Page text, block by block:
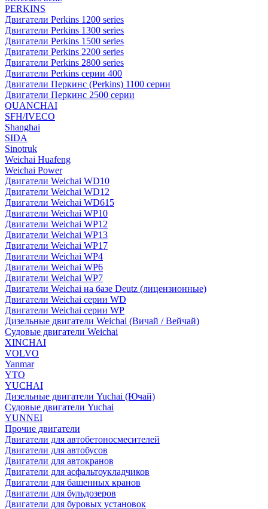
PERKINS
Двигатели Perkins 1200 series
Двигатели Perkins 1300 series
Двигатели Perkins 1500 series
Двигатели Perkins 2200 series
Двигатели Perkins 2800 series
Двигатели Perkins серии 400
Двигатели Перкинс (Perkins) 1100 серии
Двигатели Перкинс 2500 серии
QUANCHAI
SFH/IVECO
Shanghai
SIDA
Sinotruk
Weichai Huafeng
Weichai Power
Двигатели Weichai WD10
Двигатели Weichai WD12
Двигатели Weichai WD615
Двигатели Weichai WP10
Двигатели Weichai WP12
Двигатели Weichai WP13
Двигатели Weichai WP17
Двигатели Weichai WP4
Двигатели Weichai WP6
Двигатели Weichai WP7
Двигатели Weichai на базе Deutz (лицензионные)
Двигатели Weichai серии WD
Двигатели Weichai серии WP
Дизельные двигатели Weichai (Вичай / Вейчай)
Судовые двигатели Weichai
XINCHAI
VOLVO
Yanmar
YTO
YUCHAI
Дизельные двигатели Yuchai (Ючай)
Судовые двигатели Yuchai
YUNNEI
Прочие двигатели
Двигатели для автобетоносмесителей
Двигатели для автобусов
Двигатели для автокранов
Двигатели для асфальтоукладчиков
Двигатели для башенных кранов
Двигатели для бульдозеров
Двигатели для буровых установок